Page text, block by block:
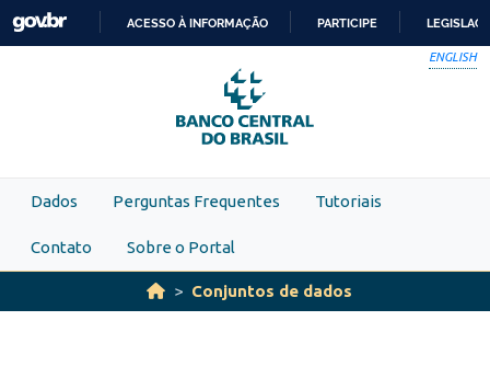
Skip to main content
PARA
O
CONTEÚDO
ACESSO À INFORMAÇÃO PARTICIPE
ENGLISH
Dados Perguntas Frequentes Tutoriais
Contato Sobre o Portal
Conjuntos de dados